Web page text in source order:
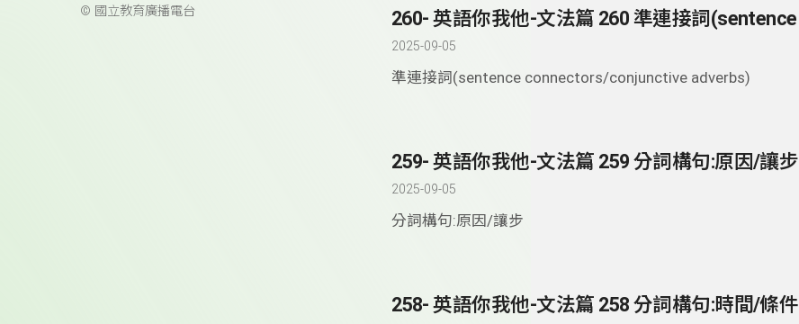
© 國立教育廣播電台
2025-09-05
準連接詞(sentence connectors/conjunctive adverbs)
259- 英語你我他-文法篇 259 分詞構句:原因/讓步
2025-09-05
分詞構句:原因/讓步
258- 英語你我他-文法篇 258 分詞構句:時間/條件